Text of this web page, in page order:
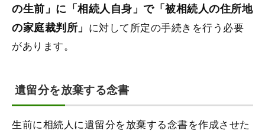
の生前」に「相続人自身」で「被相続人の住所地
の家庭裁判所」 に対して所定の手続きを行う必要
があります。
遺留分を放棄する念書
生前に相続人に遺留分を放棄する念書を作成させた